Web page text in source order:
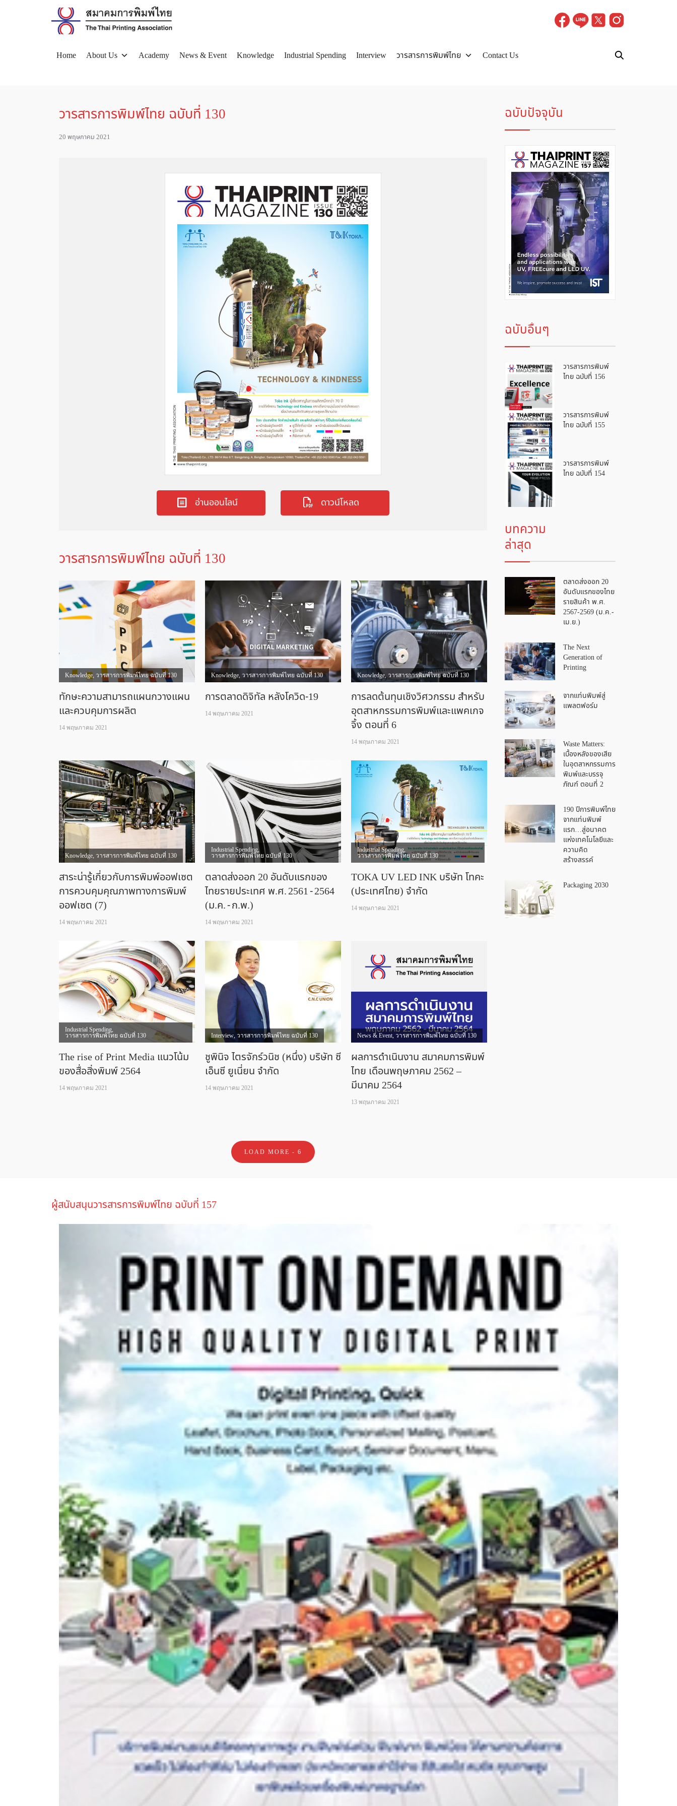
Home About Us Academy News & Event Knowledge Industrial Spending Interview วารสารการพิมพ์ไทย
Contact Us
วารสารการพิมพ์ไทย ฉบับที่ 130
20 พฤษภาคม 2021
อ่านออนไลน์ ดาวน์โหลด
วารสารการพิมพ์ไทย ฉบับที่ 130
Knowledge, วารสารการพิมพ์ไทย ฉบับที่ 130
ทักษะความสามารถแผนกวางแผน
และควบคุมการผลิต
14 พฤษภาคม 2021
Knowledge, วารสารการพิมพ์ไทย ฉบับที่ 130
การตลาดดิจิทัล หลังโควิด-19
14 พฤษภาคม 2021
Knowledge,วารสารการพิมพ์ไทย ฉบับที่ 130
การลดต้นทุนเชิงวิศวกรรม สำหรับ
อุตสาหกรรมการพิมพ์และแพคเกจ
จิ้ง ตอนที่ 6
14 พฤษภาคม 2021
Knowledge, วารสารการพิมพ์ไทย ฉบับที่ 130
สาระน่ารู้เกี่ยวกับการพิมพ์ออฟเซต
การควบคุมคุณภาพทางการพิมพ์
ออฟเซต (7)
14 พฤษภาคม 2021
Industrial Spending,
วารสารการพิมพ์ไทย ฉบับที่ 130
ตลาดส่งออก 20 อันดับแรกของ
ไทยรายประเทศ พ.ศ. 2561 - 2564
(ม.ค. - ก.พ.)
14 พฤษภาคม 2021
Industrial Spending,
วารสารการพิมพ์ไทย ฉบับที่ 130
TOKA UV LED INK บริษัท โทคะ
(ประเทศไทย) จำกัด
14 พฤษภาคม 2021
Industrial Spending,
วารสารการพิมพ์ไทย ฉบับที่ 130
The rise of Print Media แนวโน้ม
ของสื่อสิ่งพิมพ์ 2564
14 พฤษภาคม 2021
Interview, วารสารการพิมพ์ไทย ฉบับที่ 130
ชูพินิจ ไตรจักร์วนิช (หนึ่ง) บริษัท ซี
เอ็นซี ยูเนี่ยน จำกัด
14 พฤษภาคม 2021
News & Event, วารสารการพิมพ์ไทย ฉบับที่ 130
ผลการดำเนินงาน สมาคมการพิมพ์
ไทย เดือนพฤษภาคม 2562 –
มีนาคม 2564
13 พฤษภาคม 2021
LOAD MORE - 6
ฉบับปัจจุบัน
ฉบับอื่นๆ
วารสารการพิมพ์
ไทย ฉบับที่ 156
วารสารการพิมพ์
ไทย ฉบับที่ 155
วารสารการพิมพ์
ไทย ฉบับที่ 154
บทความ
ล่าสุด
ตลาดส่งออก 20
อันดับแรกของไทย
รายสินค้า พ.ศ.
2567-2569 (ม.ค.-
เม.ย.)
The Next
Generation of
Printing
จากแท่นพิมพ์สู่
แพลตฟอร์ม
Waste Matters:
เบื้องหลังของเสีย
ในอุตสาหกรรมการ
พิมพ์และบรรจุ
ภัณฑ์ ตอนที่ 2
190 ปีการพิมพ์ไทย
จากแท่นพิมพ์
แรก…สู่อนาคต
แห่งเทคโนโลยีและ
ความคิด
สร้างสรรค์
Packaging 2030
ผู้สนับสนุนวารสารการพิมพ์ไทย ฉบับที่ 157